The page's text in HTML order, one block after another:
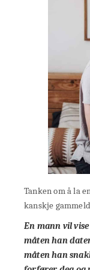
Tanken om å la
kanskje
En mann vil
måten han
måten han